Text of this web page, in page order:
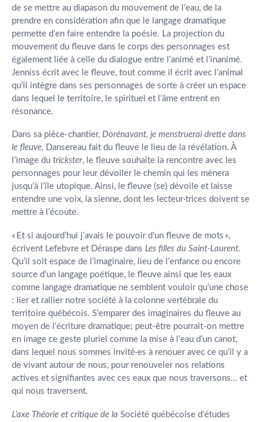
de se mettre au diapason du mouvement de l’eau, de la
prendre en considération afin que le langage dramatique
permette d’en faire entendre la poésie. La projection du
mouvement du fleuve dans le corps des personnages est
également liée à celle du dialogue entre l’animé et l’inanimé.
Jenniss écrit avec le fleuve, tout comme il écrit avec l’animal
qu’il intègre dans ses personnages de sorte à créer un espace
dans lequel le territoire, le spirituel et l’âme entrent en
résonance.
Dans sa pièce-chantier, Dorénavant, je menstruerai drette dans
le fleuve, Dansereau fait du fleuve le lieu de la révélation. À
l’image du trickster, le fleuve souhaite la rencontre avec les
personnages pour leur dévoiler le chemin qui les mènera
jusqu’à l’île utopique. Ainsi, le fleuve (se) dévoile et laisse
entendre une voix, la sienne, dont les lecteur·trices doivent se
mettre à l’écoute.
« Et si aujourd’hui j’avais le pouvoir d’un fleuve de mots »,
écrivent Lefebvre et Déraspe dans Les filles du Saint-Laurent.
Qu’il soit espace de l’imaginaire, lieu de l’enfance ou encore
source d’un langage poétique, le fleuve ainsi que les eaux
comme langage dramatique ne semblent vouloir qu’une chose
: lier et rallier notre société à la colonne vertébrale du
territoire québécois. S’emparer des imaginaires du fleuve au
moyen de l’écriture dramatique; peut-être pourrait-on mettre
en image ce geste pluriel comme la mise à l’eau d’un canot,
dans lequel nous sommes invité·es à renouer avec ce qu’il y a
de vivant autour de nous, pour renouveler nos relations
actives et signifiantes avec ces eaux que nous traversons… et
qui nous traversent.
L’axe Théorie et critique de la Société québécoise d’études